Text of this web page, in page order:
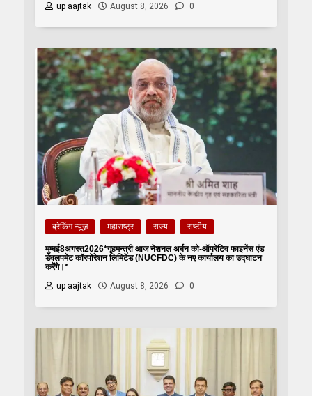
up aajtak
August 8, 2026 0
ब्रेकिंग न्यूज़ महाराष्ट्र राज्य राष्टीय
मुम्बई8अगस्त2026*गृहमन्त्री आज नेशनल अर्बन को-ऑपरेटिव फाइनेंस एंड
डेवलपमेंट कॉरपोरेशन लिमिटेड (NUCFDC) के नए कार्यालय का उद्घाटन
करेंगे।*
up aajtak
August 8, 2026 0